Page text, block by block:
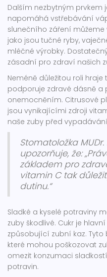
Dalším nezbytným prvkem
napomáhá vstřebávání
slunečního záření
jako jsou tučné ryby,
mléčné výrobky.
zásadní pro zdraví našich
Neméně důležitou roli hraje
podporuje zdravé dásně a
onemocněním. Citrusové
jsou vynikajícími zdroji
naše zuby před
Stomatoložka
upozorňuje, že:
základem pro
vitamin C tak
dutinu.“
Sladké a kyselé potraviny
zuby škodlivé. Cukr je
způsobující zubní kaz. Tyto
které mohou poškozovat
omezit konzumaci
potravin.